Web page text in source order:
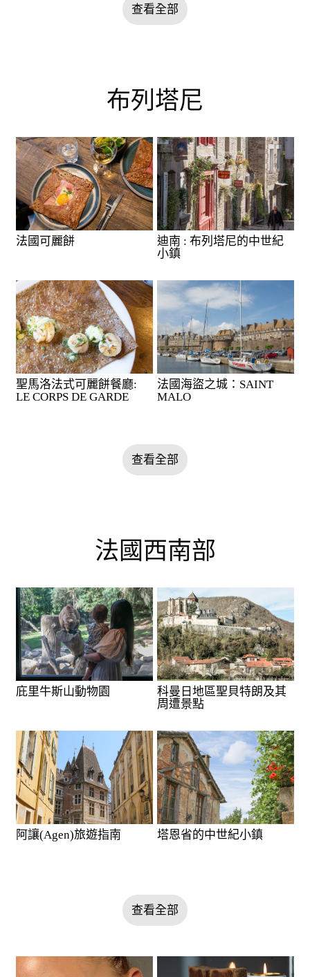
查看全部
布列塔尼
法國可麗餅
迪南 : 布列塔尼的中世紀
小鎮
聖馬洛法式可麗餅餐廳:
LE CORPS DE GARDE
法國海盜之城：SAINT
MALO
查看全部
法國西南部
庇里牛斯山動物園
科曼日地區聖貝特朗及其
周遭景點
阿讓(Agen)旅遊指南 塔恩省的中世紀小鎮
查看全部